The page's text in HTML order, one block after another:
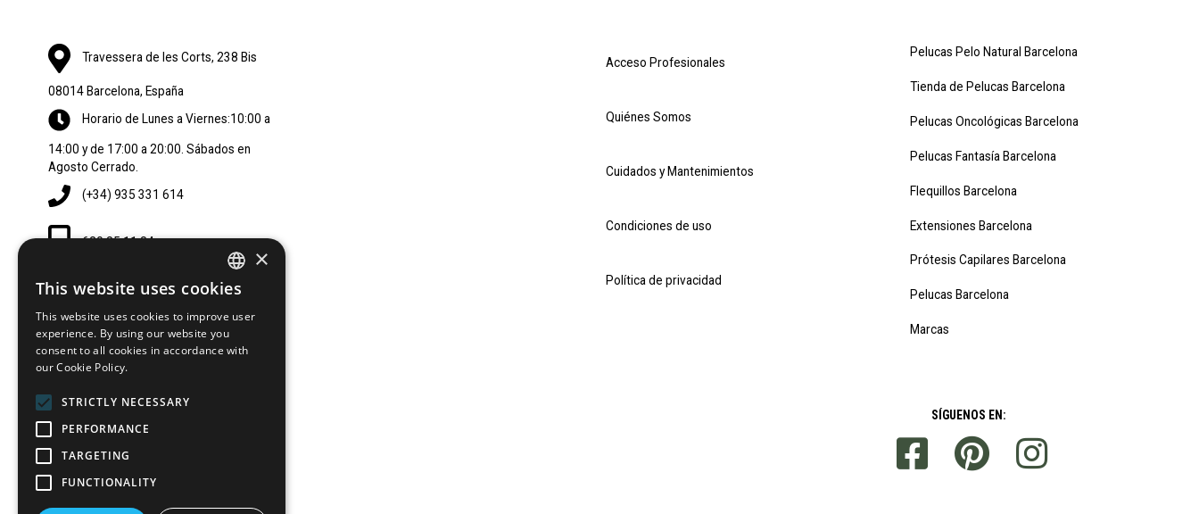
Travessera de les Corts, 238 Bis
08014 Barcelona, España
Horario de Lunes a Viernes:10:00 a
14:00 y de 17:00 a 20:00. Sábados en
Agosto Cerrado.
(+34) 935 331 614
620 85 11 84
lescorts@hairstore.es
Parking Camp Les Corts-Sala (2
Parada 1577 Les Corts-Vallespir
Acceso Profesionales
Quiénes Somos
Cuidados y Mantenimientos
Condiciones de uso
Política de privacidad
Pelucas Pelo Natural Barcelona
Tienda de Pelucas Barcelona
Pelucas Oncológicas Barcelona
Pelucas Fantasía Barcelona
Flequillos Barcelona
Extensiones Barcelona
Prótesis Capilares Barcelona
Pelucas Barcelona
Marcas
SÍGUENOS EN:
SPANISH
SPANISH
×
This website uses cookies
This website uses cookies to improve user
experience. By using our website you
consent to all cookies in accordance with
our Cookie Policy.
STRICTLY NECESSARY
PERFORMANCE
TARGETING
FUNCTIONALITY